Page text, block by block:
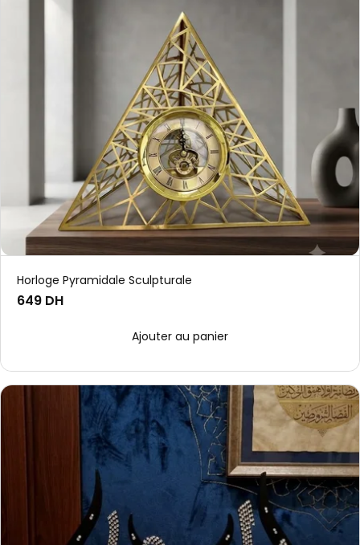
Horloge Pyramidale Sculpturale
649 DH